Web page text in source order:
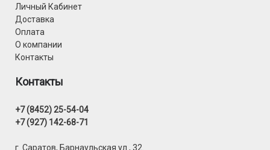
Личный Кабинет
Доставка
Оплата
О компании
Контакты
Контакты
+7 (8452) 25-54-04
+7 (927) 142-68-71
г. Саратов, Барнаульская ул., 32.